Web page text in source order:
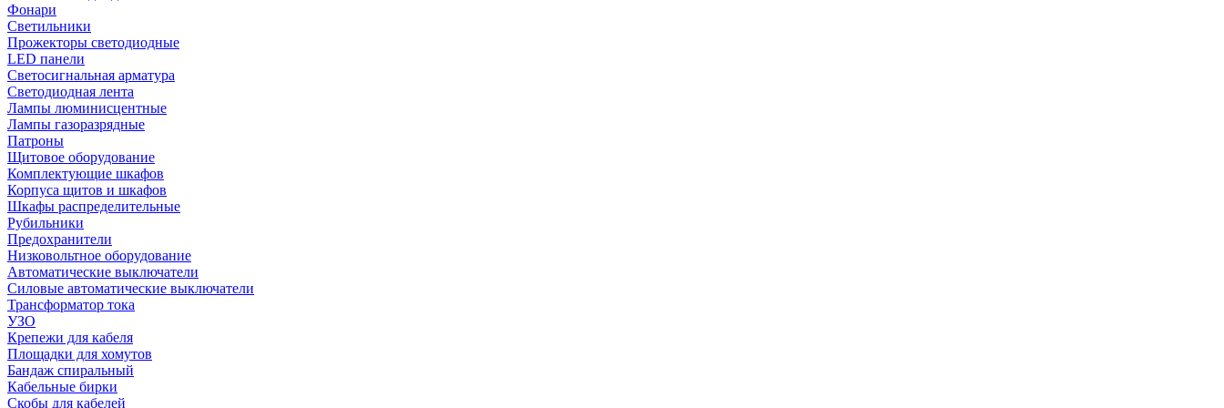
Фонари
Светильники
Прожекторы светодиодные
LED панели
Светосигнальная арматура
Светодиодная лента
Лампы люминисцентные
Лампы газоразрядные
Патроны
Щитовое оборудование
Комплектующие шкафов
Корпуса щитов и шкафов
Шкафы распределительные
Рубильники
Предохранители
Низковольтное оборудование
Автоматические выключатели
Силовые автоматические выключатели
Трансформатор тока
УЗО
Крепежи для кабеля
Площадки для хомутов
Бандаж спиральный
Кабельные бирки
Cкобы для кабелей